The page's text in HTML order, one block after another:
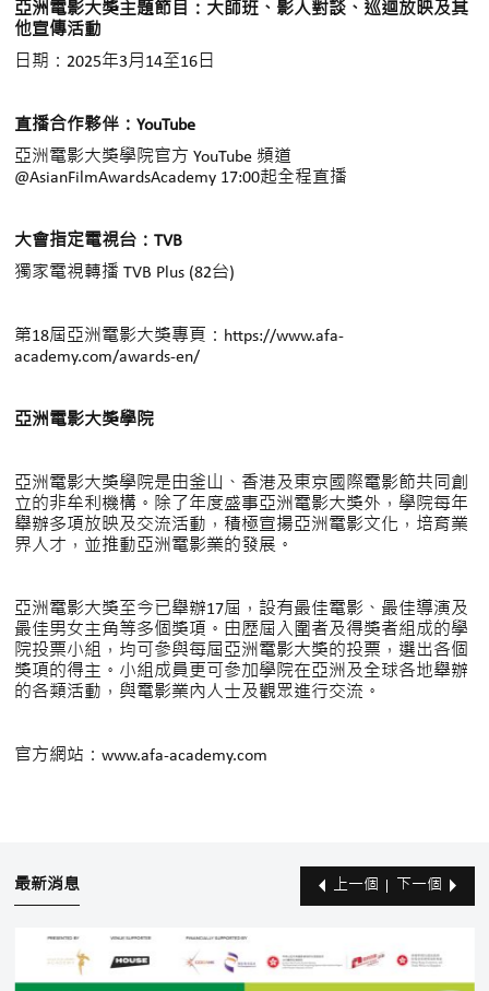
亞洲電影大獎主題節目：大師班、影人對談、巡迴放映及其
他宣傳活動
日期： 2025年3月14至16日
直播合作夥伴：YouTube
亞洲電影大獎學院官方 YouTube 頻道
@AsianFilmAwardsAcademy 17:00起全程直播
大會指定電視台：TVB
獨家電視轉播 TVB Plus (82台)
第18屆亞洲電影大獎專頁： https://www.afa-
academy.com/awards-en/
亞洲電影大獎學院
亞洲電影大獎學院是由釜山、香港及東京國際電影節共同創
立的非牟利機構。除了年度盛事亞洲電影大獎外，學院每年
舉辦多項放映及交流活動，積極宣揚亞洲電影文化，培育業
界人才，並推動亞洲電影業的發展。
亞洲電影大獎至今已舉辦17屆，設有最佳電影、最佳導演及
最佳男女主角等多個獎項。由歷屆入圍者及得獎者組成的學
院投票小組，均可參與每屆亞洲電影大獎的投票，選出各個
獎項的得主。小組成員更可參加學院在亞洲及全球各地舉辦
的各類活動，與電影業內人士及觀眾進行交流。
官方網站：www.afa-academy.com
最新消息 上一個 下一個